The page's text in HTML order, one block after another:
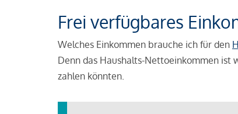
Frei verfügbares
Welches Einkommen brauche ich für den
Denn das Haushalts-Nettoeinkommen ist
zahlen könnten.